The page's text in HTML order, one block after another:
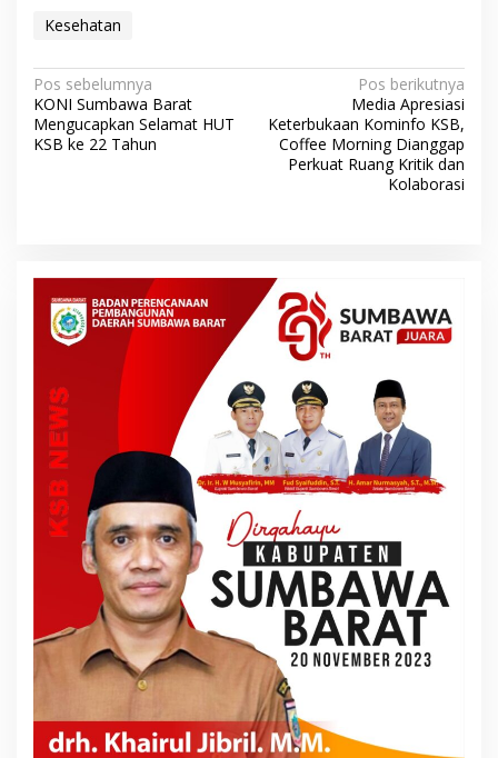
Kesehatan
N
a
v
s
p
Pos sebelumnya
KONI Sumbawa Barat
Mengucapkan Selamat HUT
KSB ke 22 Tahun
Pos berikutnya
Media Apresiasi
Keterbukaan Kominfo KSB,
Coffee Morning Dianggap
Perkuat Ruang Kritik dan
Kolaborasi